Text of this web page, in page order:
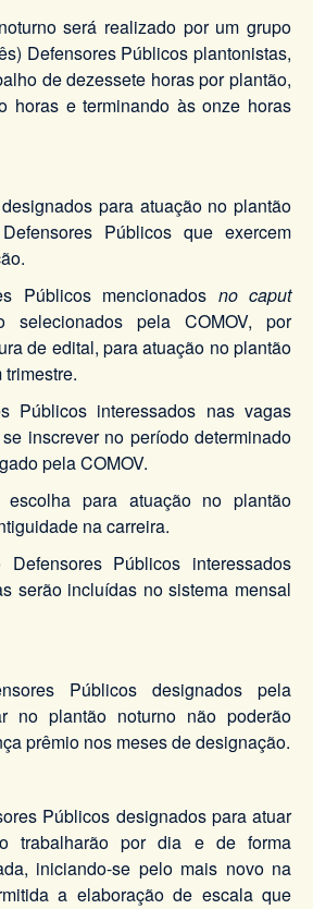
será realizado por um grupo
Defensores Públicos plantonistas,
de dezessete horas por plantão,
horas e terminando às onze horas
para atuação no plantão
Públicos que exercem
Públicos mencionados no caput
selecionados pela COMOV, por
de edital, para atuação no plantão
trimestre.
Públicos interessados nas vagas
inscrever no período determinado
pela COMOV.
para atuação no plantão
na carreira.
Públicos interessados
serão incluídas no sistema mensal
Públicos designados pela
no plantão noturno não poderão
prêmio nos meses de designação.
Públicos designados para atuar
trabalharão por dia e de forma
iniciando-se pelo mais novo na
a elaboração de escala que